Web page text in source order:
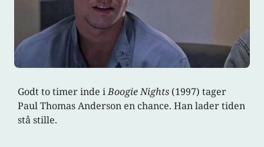
Godt to timer inde iBoogie Nights (1997) tager
Paul Thomas Anderson en chance. Han lader tiden
stå stille.